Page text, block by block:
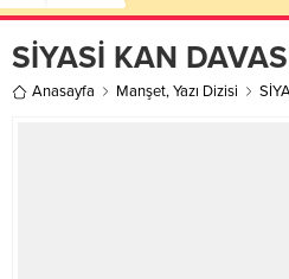
SİYASİ KAN
Anasayfa Manşet,Yazı Dizisi